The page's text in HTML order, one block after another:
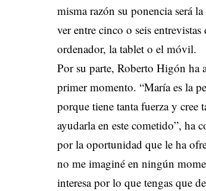
misma razón su ponencia será
ver entre cinco o seis
ordenador, la tablet o el móvil.
Por su parte, Roberto Higón ha
primer momento. “María es la
porque tiene tanta fuerza y cree
ayudarla en este cometido”, ha
por la oportunidad que le ha
no me imaginé en ningún
interesa por lo que tengas que